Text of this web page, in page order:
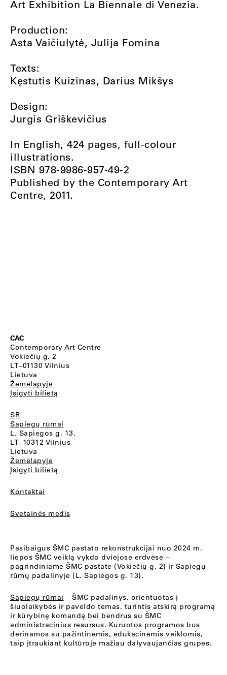
Art Exhibition La Biennale di Venezia.
Production:
Asta Vaičiulytė, Julija Fomina
Texts:
Kęstutis Kuizinas, Darius Mikšys
Design:
Jurgis Griškevičius
In English, 424 pages, full-colour
illustrations.
ISBN 978-9986-957-49-2
Published by the Contemporary Art
Centre, 2011.
CAC
Contemporary Art Centre
Vokiečių g. 2
LT–01130 Vilnius
Lietuva
Žemėlapyje
Įsigyti bilietą
SR
Sapiegų rūmai
L. Sapiegos g. 13,
LT–10312 Vilnius
Lietuva
Žemėlapyje
Įsigyti bilietą
Kontaktai
Svetainės medis
Pasibaigus ŠMC pastato rekonstrukcijai nuo 2024 m.
liepos ŠMC veiklą vykdo dviejose erdvėse –
pagrindiniame ŠMC pastate (Vokiečių g. 2) ir Sapiegų
rūmų padalinyje (L. Sapiegos g. 13).
Sapiegų rūmai – ŠMC padalinys, orientuotas į
šiuolaikybės ir paveldo temas, turintis atskirą programą
ir kūrybinę komandą bei bendrus su ŠMC
administracinius resursus. Kuruotos programos bus
derinamos su pažintinėmis, edukacinėmis veiklomis,
taip įtraukiant kultūroje mažiau dalyvaujančias grupes.